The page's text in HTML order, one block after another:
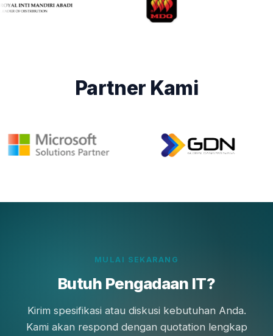
Partner Kami
MULAI SEKARANG
Butuh Pengadaan IT?
Kirim spesifikasi atau diskusi kebutuhan Anda.
Kami akan respond dengan quotation lengkap